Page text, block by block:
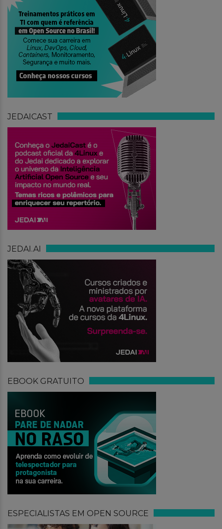
JEDAICAST
JEDAI.AI
EBOOK GRATUITO
ESPECIALISTAS EM OPEN SOURCE